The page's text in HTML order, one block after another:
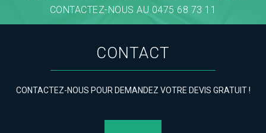
CONTACTEZ-NOUS AU 0475 68 73 11
CONTACT
CONTACTEZ-NOUS POUR DEMANDEZ VOTRE DEVIS GRATUIT !